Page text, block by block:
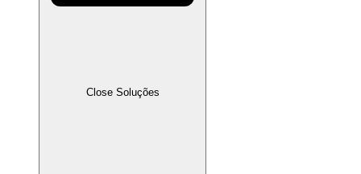
Close Soluções